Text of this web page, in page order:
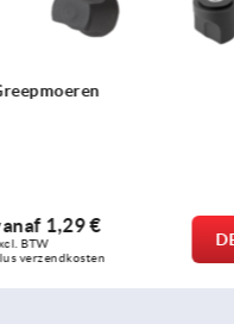
Vleugelgrepen "Miniwing" rvs
vanaf4,04 €
excl. BTW
plus verzendkosten